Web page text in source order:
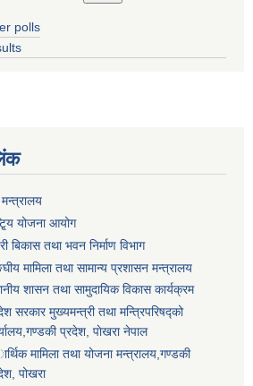
polls
योजना आयोग
बिकास तथा भवन निर्माण विभाग
मामिला तथा सामान्य प्रशासन मन्त्रालय
शासन तथा सामुदायिक विकास कार्यक्रम
सरकार मुख्यमन्त्री तथा मन्त्रिपरिषद्को
प्रदेश, पाेखरा नेपाल
मामिला तथा योजना मन्त्रालय,गण्डकी
पोखरा